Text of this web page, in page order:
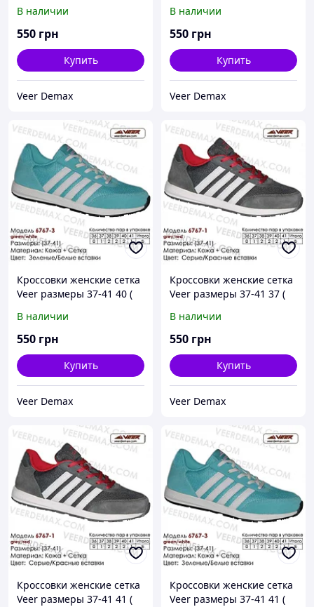
В наличии
550 грн
Купить
Veer Demax
25 см)
В наличии
550 грн
Купить
Veer Demax
Кроссовки женские сетка
Veer размеры 37-41 40 (
В наличии
550 грн
Купить
Veer Demax
Кроссовки женские сетка
Veer размеры 37-41 37 (
В наличии
550 грн
Купить
Veer Demax
Кроссовки женские сетка
Veer размеры 37-41 41 (
Кроссовки женские сетка
Veer размеры 37-41 41 (